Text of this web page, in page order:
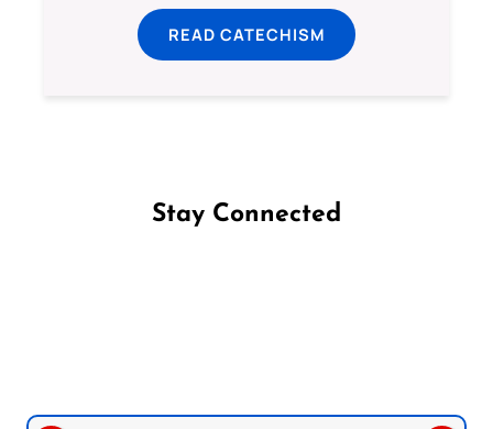
READ CATECHISM
Stay Connected